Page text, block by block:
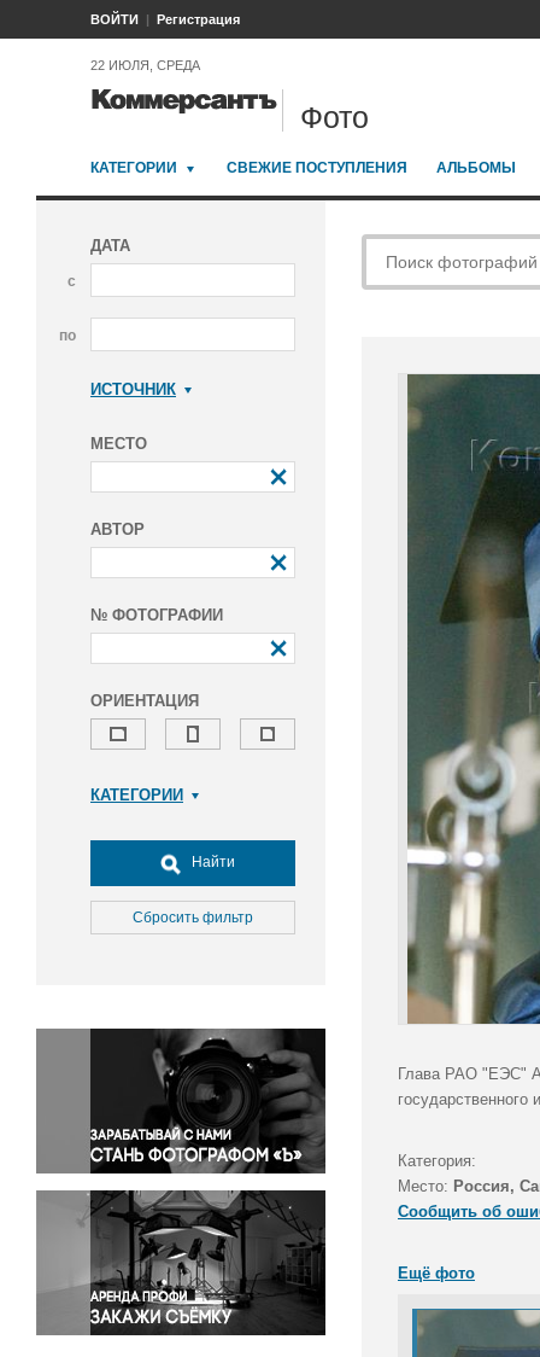
ВОЙТИ Регистрация
22 ИЮЛЯ, СРЕДА
Фото
КАТЕГОРИИ СВЕЖИЕ ПОСТУПЛЕНИЯ АЛЬБОМЫ
ДАТА
с
по
ИСТОЧНИК
МЕСТО
АВТОР
№ ФОТОГРАФИИ
ОРИЕНТАЦИЯ
КАТЕГОРИИ
Досуг, туризм и отдых
Культура
Медицина
Окружающая среда
Политика
Правосудие
Происшествия и конфликты
Религия
Светская жизнь
Спорт
Экология
Экономика и бизнес
Найти
Сбросить фильтр
Глава РАО "ЕЭС"
государственного
Категория:
Место: Россия,
Сообщить об
Ещё фото